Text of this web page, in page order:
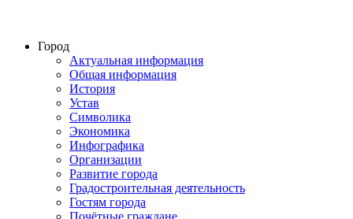
Город
Актуальная информация
Общая информация
История
Устав
Символика
Экономика
Инфографика
Организации
Развитие города
Градостроительная деятельность
Гостям города
Почётные граждане